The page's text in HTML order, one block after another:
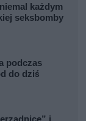
każdym
seksbomby
podczas
do dziś